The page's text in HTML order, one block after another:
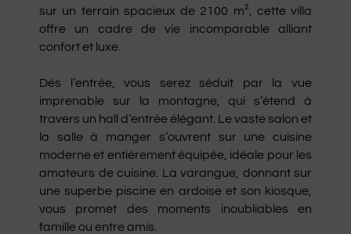
sur un terrain spacieux de 2100 m², cette villa
offre un cadre de vie incomparable alliant
confort et luxe.
Dès l’entrée, vous serez séduit par la vue
imprenable sur la montagne, qui s’étend à
travers un hall d’entrée élégant. Le vaste salon et
la salle à manger s’ouvrent sur une cuisine
moderne et entièrement équipée, idéale pour les
amateurs de cuisine. La varangue, donnant sur
une superbe piscine en ardoise et son kiosque,
vous promet des moments inoubliables en
famille ou entre amis.